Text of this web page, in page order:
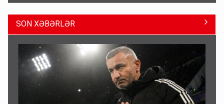
SON XƏBƏRLƏR